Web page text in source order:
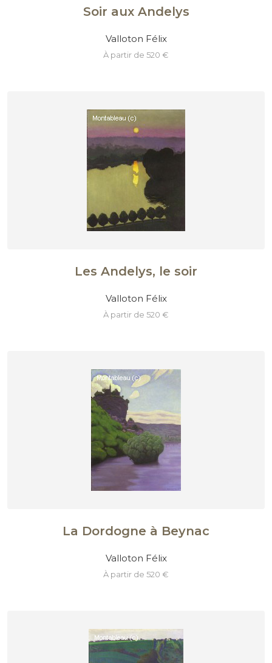
Soir aux Andelys
Valloton Félix
à partir de 520 €
Les Andelys, le soir
Valloton Félix
à partir de 520 €
La Dordogne à Beynac
Valloton Félix
à partir de 520 €